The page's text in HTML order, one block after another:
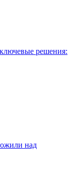
решения:
над